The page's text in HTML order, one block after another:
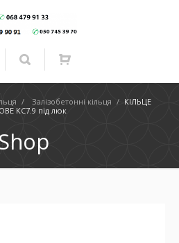
/ Залізобетонні кільця / КІЛЬЦЕ
КС7.9 під люк